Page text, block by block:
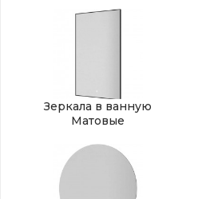
Зеркала в ванную
Матовые